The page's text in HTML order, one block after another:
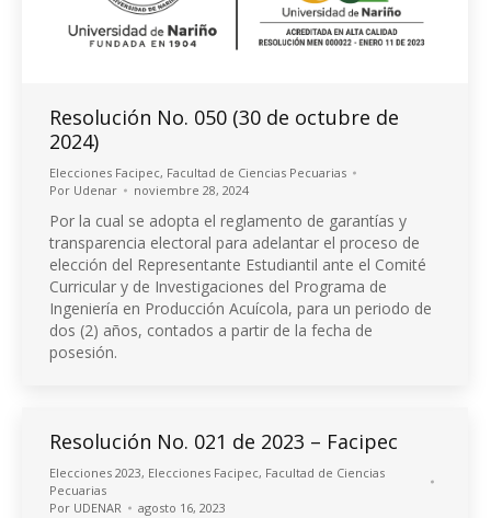
Resolución No. 050 (30 de octubre de
2024)
Elecciones Facipec, Facultad de Ciencias Pecuarias
Por Udenar noviembre 28, 2024
Por la cual se adopta el reglamento de garantías y
transparencia electoral para adelantar el proceso de
elección del Representante Estudiantil ante el Comité
Curricular y de Investigaciones del Programa de
Ingeniería en Producción Acuícola, para un periodo de
dos (2) años, contados a partir de la fecha de
posesión.
Resolución No. 021 de 2023 – Facipec
Elecciones 2023, Elecciones Facipec, Facultad de Ciencias
Pecuarias
Por UDENAR agosto 16, 2023